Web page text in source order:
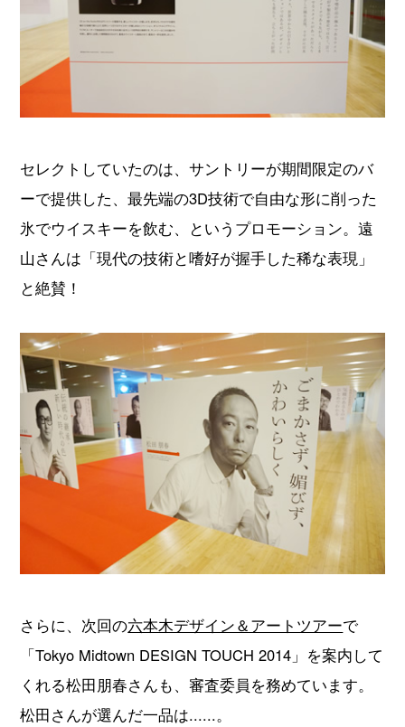
セレクトしていたのは、サントリーが期間限定のバ
ーで提供した、最先端の3D技術で自由な形に削った
氷でウイスキーを飲む、というプロモーション。遠
山さんは「現代の技術と嗜好が握手した稀な表現」
と絶賛！
さらに、次回の六本木デザイン＆アートツアーで
「Tokyo Midtown DESIGN TOUCH 2014」を案内して
くれる松田朋春さんも、審査委員を務めています。
松田さんが選んだ一品は......。